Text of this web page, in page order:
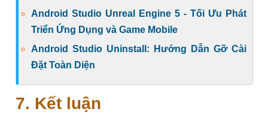
Android Studio Unreal Engine 5 - Tối Ưu Phát
Triển Ứng Dụng và Game Mobile
Android Studio Uninstall: Hướng Dẫn Gỡ Cài
Đặt Toàn Diện
7. Kết luận